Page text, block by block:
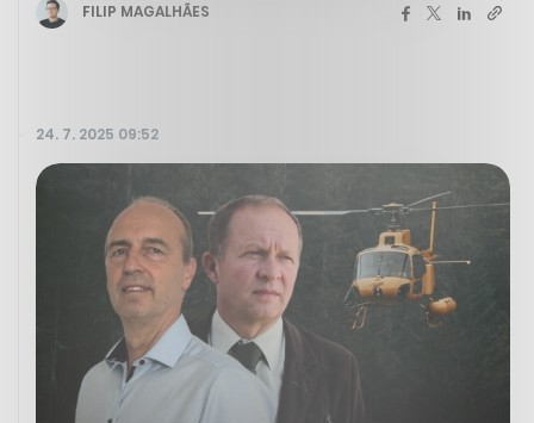
FILIP MAGALHÃES
24. 7. 2025 09:52